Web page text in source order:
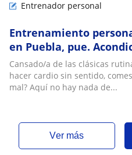
Entrenador personal
Entrenamiento
en Puebla, pue.
físico,trabajo de
enfocados en estética,
algún evento deportivo
Cansado/a de las clásicas
hacer cardio sin sentido,
mal? Aquí no hay nada de...
ver más